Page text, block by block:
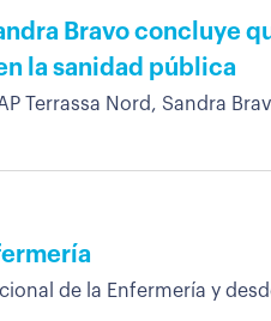
Bravo concluye
la sanidad pública
Terrassa Nord, Sandra
de la Enfermería y